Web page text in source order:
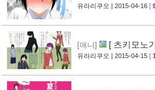
개 [31]
유라리쿠오 | 2015-04-16 [
[애니]
[ 츠키모노
일러스트 공개 [35]
유라리쿠오 | 2015-04-15 [